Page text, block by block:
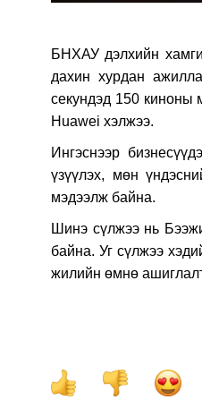
БНХАУ дэлхийн
дахин хурдан
секундэд 150 киноны
Huawei хэлжээ.
Ингэснээр
үзүүлэх, мөн
мэдээлж байна.
Шинэ сүлжээ нь
байна. Уг сүлжээ
жилийн өмнө